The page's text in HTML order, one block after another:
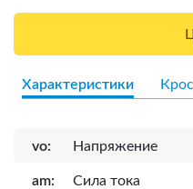
Характеристики
vo: Напряжение
am: Сила тока